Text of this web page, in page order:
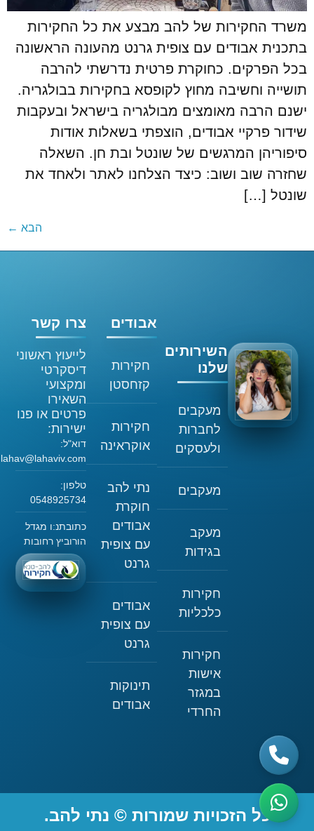
משרד החקירות של להב מבצע את כל החקירות
בתכנית אבודים עם צופית גרנט מהעונה הראשונה
בכל הפרקים. כחוקרת פרטית נדרשתי להרבה
תושייה וחשיבה מחוץ לקופסא בחקירות בבולגריה.
ישנם הרבה מאומצים מבולגריה בישראל ובעקבות
שידור פרקיי אבודים, הוצפתי בשאלות אודות
סיפוריהן המרגשים של שונטל ובת חן. השאלה
שחזרה שוב ושוב: כיצד הצלחנו לאתר ולאחד את
שונטל […]
הבא ←
אבודים
חקירות
קזחסטן
חקירות
אוקראינה
נתי להב
חוקרת
אבודים
עם צופית
גרנט
אבודים
עם צופית
גרנט
תינוקות
אבודים
השירותים
שלנו
מעקבים
לחברות
ולעסקים
מעקבים
מעקב
בגידות
חקירות
כלכליות
חקירות
אישות
במגזר
החרדי
צרו קשר
לייעוץ ראשוני
דיסקרטי
ומקצועי
השאירו
פרטים או פנו
ישירות:
דוא"ל:
lahav@lahaviv.com
טלפון:
0548925734
כתובתנ:ו מגדל
הורוביץ רחובות
כל הזכויות שמורות © נתי להב.